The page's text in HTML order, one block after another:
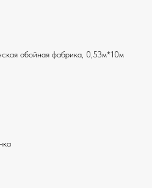
обойная фабрика, 0,53м*10м